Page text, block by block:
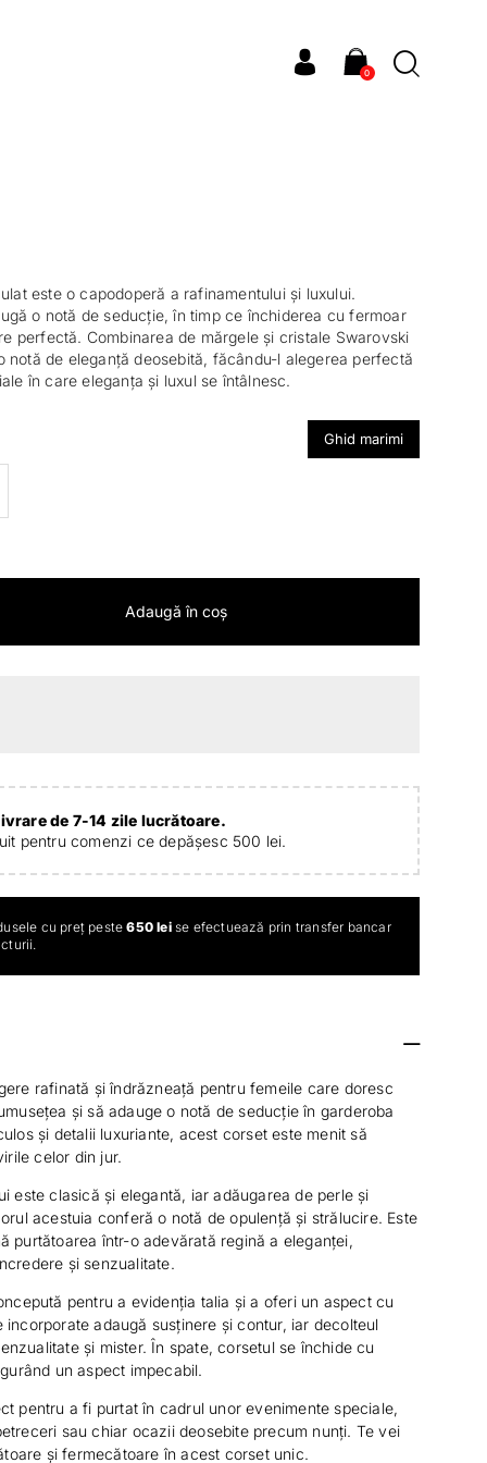
0
este o capodoperă a rafinamentului și luxului.
o notă de seducție, în timp ce închiderea cu fermoar
perfectă. Combinarea de mărgele și cristale Swarovski
notă de eleganță deosebită, făcându-l alegerea perfectă
în care eleganța și luxul se întâlnesc.
Ghid marimi
Adaugă în coș
de 7-14 zile lucrătoare.
pentru comenzi ce depășesc 500 lei.
cu preț peste650 leise efectuează prin transfer bancar
rafinată și îndrăzneață pentru femeile care doresc
și să adauge o notă de seducție în garderoba
și detalii luxuriante, acest corset este menit să
celor din jur.
este clasică și elegantă, iar adăugarea de perle și
acestuia conferă o notă de opulență și strălucire. Este
purtătoarea într-o adevărată regină a eleganței,
și senzualitate.
pentru a evidenția talia și a oferi un aspect cu
adaugă susținere și contur, iar decolteul
și mister. În spate, corsetul se închide cu
un aspect impecabil.
pentru a fi purtat în cadrul unor evenimente speciale,
sau chiar ocazii deosebite precum nunți. Te vei
și fermecătoare în acest corset unic.